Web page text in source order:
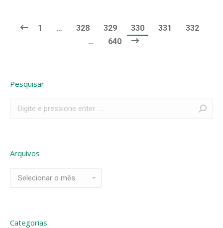
1 … 328 329 330 331
332
…
640
Pesquisar
Arquivos
Categorias